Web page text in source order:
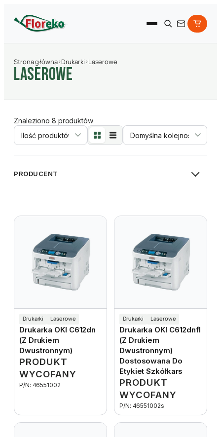
Strona główna›Drukarki›Laserowe
Laserowe
Znaleziono 8 produktów
Sortowanie
PRODUCENT
Drukarki Laserowe
Drukarka OKI C612dn
(z Drukiem
Dwustronnym)
PRODUKT
WYCOFANY
P/N: 46551002
Drukarki Laserowe
Drukarka OKI C612dnfl
(z Drukiem
Dwustronnym)
Dostosowana Do
Etykiet Szkółkars
PRODUKT
WYCOFANY
P/N: 46551002s